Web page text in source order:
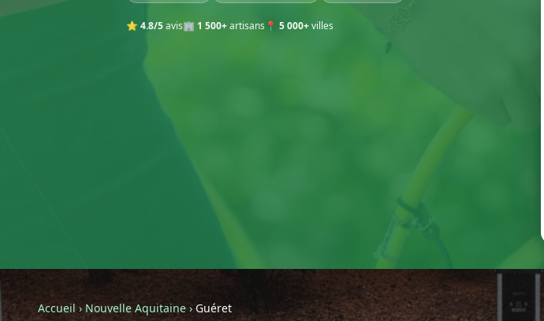
⭐ 4.8/5avis🏢 1 500+artisans 📍 5 000+villes
Accueil › Nouvelle Aquitaine › Guéret